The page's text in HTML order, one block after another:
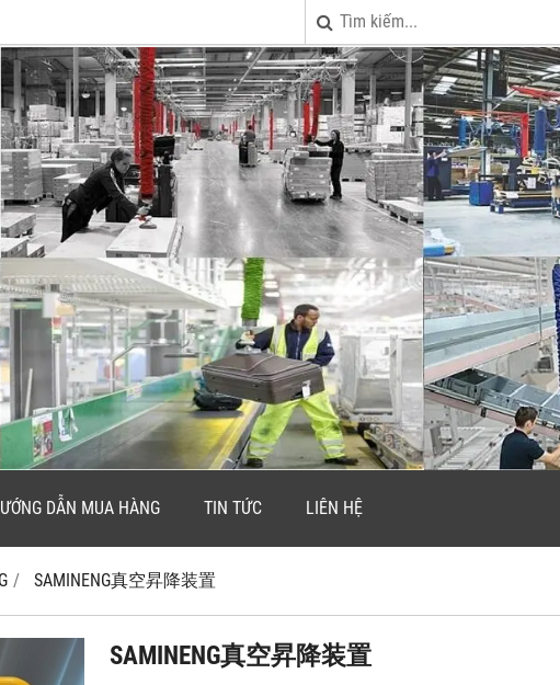
DẪN MUA HÀNG TIN TỨC LIÊN HỆ
SAMINENG真空昇降装置
SAMINENG真空昇降装置